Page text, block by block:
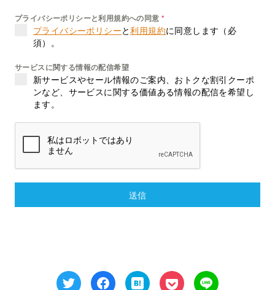
プライバシーポリシーと利用規約への同意 *
プライバシーポリシーと利用規約に同意します（必
須）。
サービスに関する情報の配信希望
新サービスやセール情報のご案内、おトクな割引クーポ
ンなど、サービスに関する価値ある情報の配信を希望し
ます。
送信